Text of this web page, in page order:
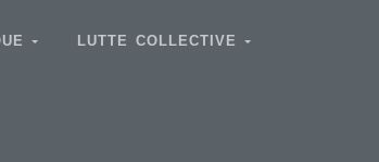
LUTTE COLLECTIVE